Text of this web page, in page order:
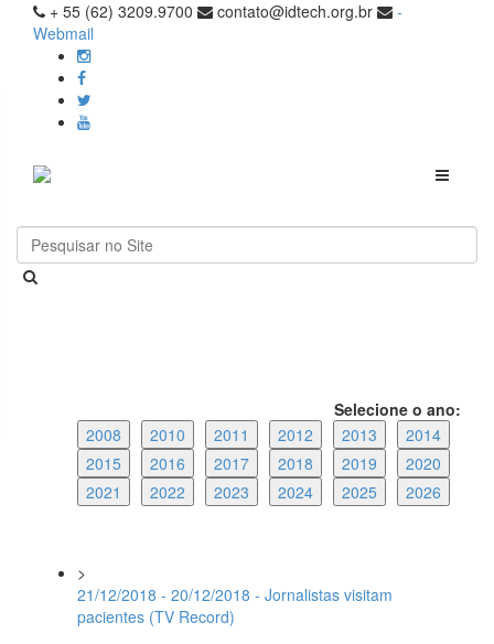
+ 55 (62) 3209.9700 contato@idtech.org.br
-
Webmail
Toggle
Selecione o ano:
2008
2010 2011 2012 2013
2014
2015
2016 2017 2018 2019
2020
2021
2022 2023 2024 2025 2026
>
21/12/2018 - 20/12/2018 - Jornalistas visitam
pacientes (TV Record)